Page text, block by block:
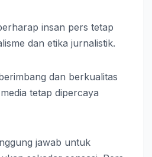
insan pers tetap
dan etika jurnalistik.
dan berkualitas
tetap dipercaya
jawab untuk